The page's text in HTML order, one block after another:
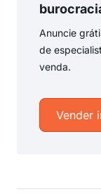
Anuncie
de
venda.
Vender